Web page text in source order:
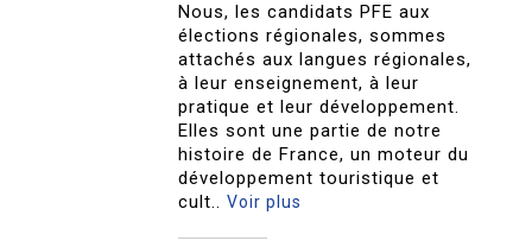
Nous, les candidats PFE aux
élections régionales, sommes
attachés aux langues régionales,
à leur enseignement, à leur
pratique et leur développement.
Elles sont une partie de notre
histoire de France, un moteur du
développement touristique et
cult..Voir plus